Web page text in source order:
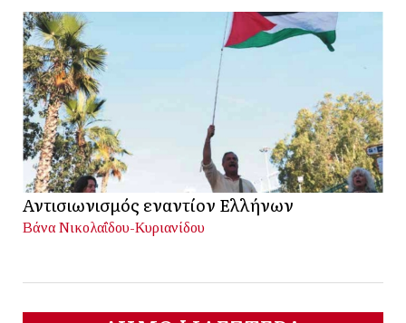
Αντισιωνισμός εναντίον Ελλήνων
Βάνα Νικολαΐδου-Κυριανίδου